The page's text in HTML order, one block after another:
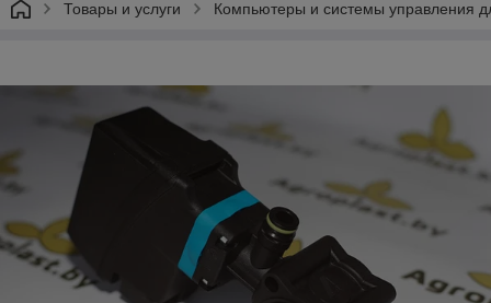
Товары и услуги Компьютеры и системы управления